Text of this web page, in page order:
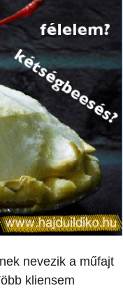
nevezik a műfajt
kliensem